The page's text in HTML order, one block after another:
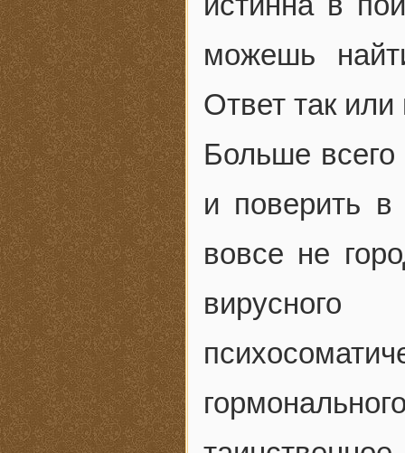
можешь
Ответ так или
Больше
и поверить в
вовсе не